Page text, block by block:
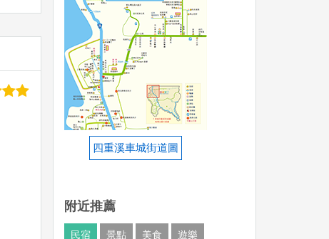
四重溪車城街道圖
附近推薦
民宿 景點 美食 遊樂